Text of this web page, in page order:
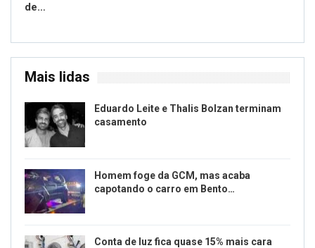
de…
Mais lidas
Eduardo Leite e Thalis Bolzan terminam
casamento
Homem foge da GCM, mas acaba
capotando o carro em Bento…
Conta de luz fica quase 15% mais cara